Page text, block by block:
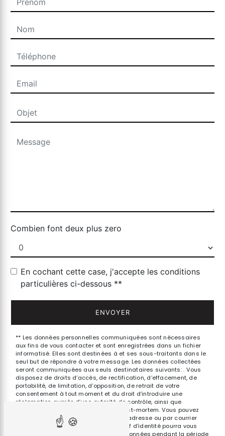
Combien font deux plus zero
En cochant cette case, j'accepte les conditions
particulières ci-dessous **
ENVOYER
** Les données personnelles communiquées sont nécessaires
aux fins de vous contacter et sont enregistrées dans un fichier
informatisé. Elles sont destinées à et ses sous-traitants dans le
seul but de répondre à votre message. Les données collectées
seront communiquées aux seuls destinataires suivants: . Vous
disposez de droits d’accès, de rectification, d’effacement, de
portabilité, de limitation, d’opposition, de retrait de votre
consentement à tout moment et du droit d’introduire une
réclamation auprès d’une autorité de contrôle, ainsi que
d’organiser le sort de vos données post-mortem. Vous pouvez
exercer ces droits par voie postale à l'adresse ou par courrier
électronique à l'adresse . Un justificatif d'identité pourra vous
être demandé. Nous conservons vos données pendant la période